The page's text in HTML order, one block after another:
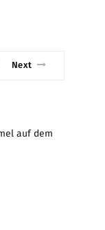
Next